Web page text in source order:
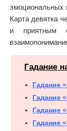
эмоциональных
Карта девятка
и приятным
Гадание
Гадание
Гадание
Гадание
Гадание